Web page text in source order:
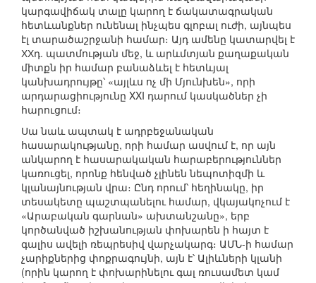
կարգավիճակ տալը կարող է ճակատագրական
հետևանքներ ունենալ ինչպես գլոբալ ուժի, այնպես
էլ տարածաշրջանի համար։ Այդ ամենը կատարվել է
ХХդ. պատմության մեջ, և արևմտյան քաղաքական
միտքն իր համար բանաձևել է հետևյալ
կանխադրույթը՝ «այլևս ոչ մի Մյունխեն», որի
արդարացիությունը XXI դարում կասկածներ չի
հարուցում։
Սա նաև ապտակ է ադրբեջանական
հասարակությանը, որի համար ասվում է, որ այն
անկարող է հասարակական հարաբերություններ
կառուցել, որոնք հենված չլինեն նեպոտիզմի և
կլանայնության վրա։ Ընդ որում՝ հեղինակը, իր
տեսակետը պաշտպանելու համար, վկայակոչում է
«Արաբական գարնան» ախտանշանը», երբ
կործանված իշխանության փոխարեն ի հայտ է
գալիս ավելի ռեպրեսիվ վարչակարգ։ ԱՄՆ-ի համար
չարիքներից փոքրագույնի, այն է՝ Ալիևների կլանի
(որին կարող է փոխարինելու գալ ռուսամետ կամ